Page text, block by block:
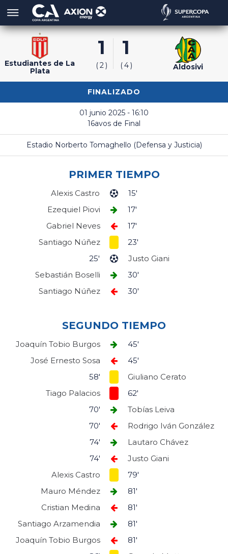
01 junio 2025 - 16:10
16avos de Final
FINALIZADO
Estadio Norberto Tomaghello (Defensa y Justicia)
Estudiantes de La
Plata
1
2
1
4 Aldosivi
PRIMER TIEMPO
Alexis Castro
15'
Ezequiel Piovi
17'
Gabriel Neves
17'
Santiago Núñez
23'
Justo Giani
25'
Sebastián Boselli
30'
Santiago Núñez
30'
SEGUNDO TIEMPO
Joaquín Tobio Burgos
45'
José Ernesto Sosa
45'
Giuliano Cerato
58'
Tiago Palacios
62'
Tobías Leiva
70'
Rodrigo Iván González
70'
Lautaro Chávez
74'
Justo Giani
74'
Alexis Castro
79'
Mauro Méndez
81'
Cristian Medina
81'
Santiago Arzamendia
81'
Joaquín Tobio Burgos
81'